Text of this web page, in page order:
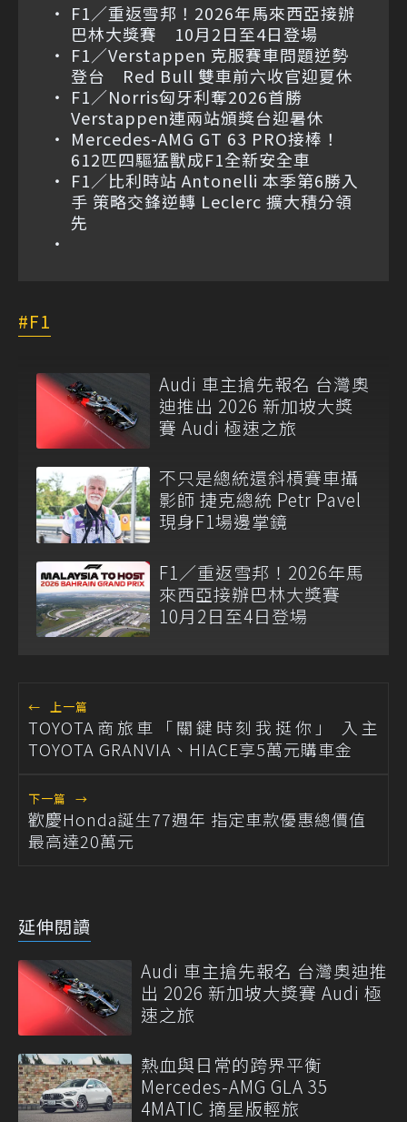
F1／重返雪邦！2026年馬來西亞接辦
巴林大獎賽 10月2日至4日登場
F1／Verstappen 克服賽車問題逆勢
登台 Red Bull 雙車前六收官迎夏休
F1／Norris匈牙利奪2026首勝
Verstappen連兩站頒獎台迎暑休
Mercedes-AMG GT 63 PRO接棒！
612匹四驅猛獸成F1全新安全車
F1／比利時站 Antonelli 本季第6勝入
手 策略交鋒逆轉 Leclerc 擴大積分領
先
F1
Audi 車主搶先報名 台灣奧
迪推出 2026 新加坡大獎
賽 Audi 極速之旅
不只是總統還斜槓賽車攝
影師 捷克總統 Petr Pavel
現身F1場邊掌鏡
F1／重返雪邦！2026年馬
來西亞接辦巴林大獎賽
10月2日至4日登場
← 上一篇
TOYOTA商旅車「關鍵時刻我挺你」 入主
TOYOTA GRANVIA、HIACE享5萬元購車金
下一篇 →
歡慶Honda誕生77週年 指定車款優惠總價值
最高達20萬元
延伸閱讀
Audi 車主搶先報名 台灣奧迪推
出 2026 新加坡大獎賽 Audi 極
速之旅
熱血與日常的跨界平衡
Mercedes-AMG GLA 35
4MATIC 摘星版輕旅